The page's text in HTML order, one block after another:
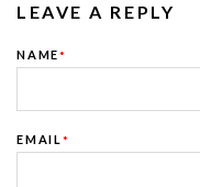
LEAVE A REPLY
NAME*
EMAIL *